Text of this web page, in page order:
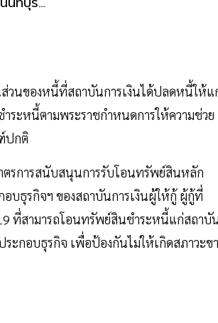
นของหนี้ที่สถาบันการเงินได้ปลดหนี้ให้แ
ะหนี้ตามพระราชกำหนดการให้ความช่วย
ปกติ
ตรการสนับสนุนการรับโอนทรัพย์สินหลัก
บธุรกิจฯ ของสถาบันการเงินผู้ให้กู้ ผู้กู้ที่
ที่สามารถโอนทรัพย์สินชำระหนี้แก่สถาบั
ะกอบธุรกิจ เพื่อป้องกันไม่ให้เกิดสภาวะข